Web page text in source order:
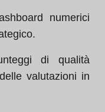
numerici
di qualità
valutazioni in